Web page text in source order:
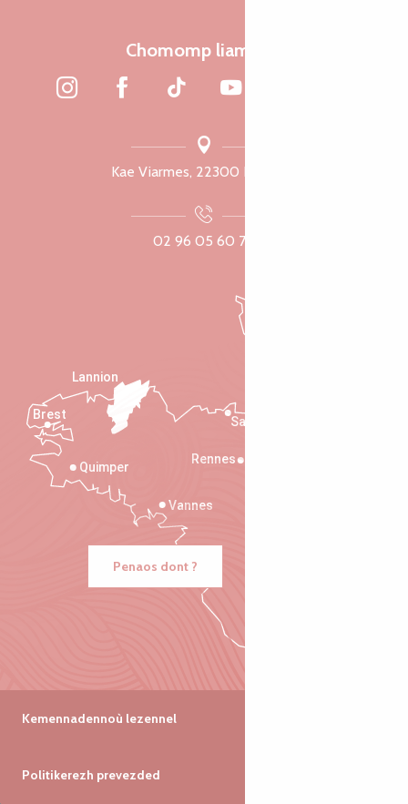
Chomomp liammet
Kae Viarmes, 22300 Lannuon
02 96 05 60 70
Saint-Malo
Rennes
Vannes
Quimper
Lannion
Brest
Penaos dont ?
Kemennadennoù lezennel
Politikerezh prevezded